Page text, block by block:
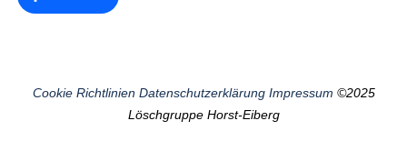
Cookie Richtlinien Datenschutzerklärung Impressum ©2025
Löschgruppe Horst-Eiberg